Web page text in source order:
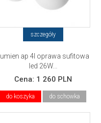
szczegóły
Lumien ap 4l oprawa sufitowa
led 26W...
Cena: 1 260 PLN
do koszyka do schowka